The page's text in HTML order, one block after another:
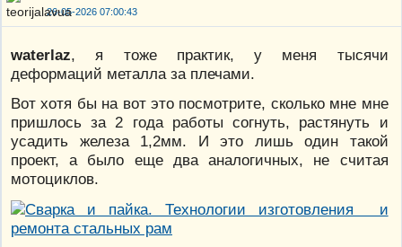
26-05-2026 07:00:43
waterlaz, я тоже практик, у меня тысячи
деформаций металла за плечами.
Вот хотя бы на вот это посмотрите, сколько мне мне
пришлось за 2 года работы согнуть, растянуть и
усадить железа 1,2мм. И это лишь один такой
проект, а было еще два аналогичных, не считая
мотоциклов.